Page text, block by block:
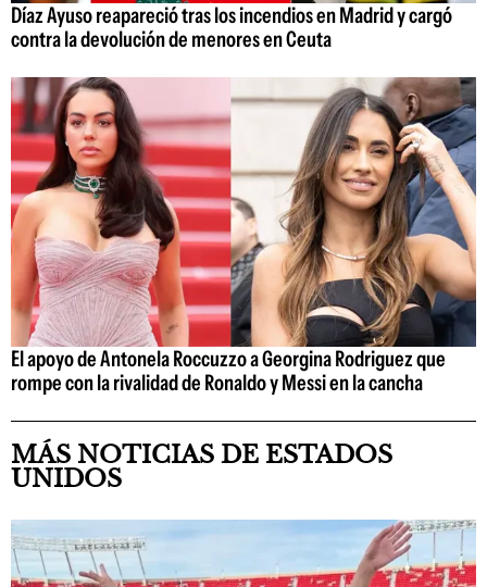
Díaz Ayuso reapareció tras los incendios en Madrid y cargó
contra la devolución de menores en Ceuta
El apoyo de Antonela Roccuzzo a Georgina Rodriguez que
rompe con la rivalidad de Ronaldo y Messi en la cancha
MÁS NOTICIAS DE ESTADOS
UNIDOS